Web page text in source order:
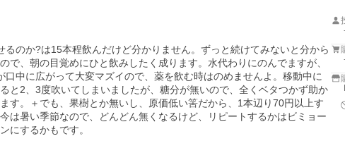
のか?は15本程飲んだけど分かりません。ずっと続けてみないと分から
で、朝の目覚めにひと飲みしたく成ります。水代わりにのんでますが、
中に広がって大変マズイので、薬を飲む時はのめませんよ。移動中に
と2、3度吹いてしまいましたが、糖分が無いので、全くベタつかず助か
す。＋でも、果樹とか無いし、原価低い筈だから、1本辺り70円以上す
は暑い季節なので、どんどん無くなるけど、リピートするかはビミョー
にするかもです。